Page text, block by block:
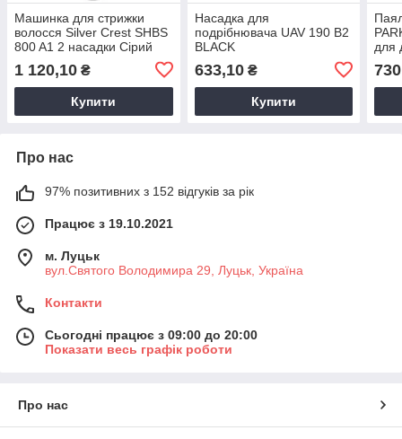
Машинка для стрижки
волосся Silver Crest SHBS
800 A1 2 насадки Сірий
1 120,10 ₴
Купити
Насадка для
подрібнювача UAV 190 B2
BLACK
633,10₴
Купити
для
Про нас
97% позитивних з 152 відгуків за рік
Працює з 19.10.2021
м. Луцьк
вул.Святого Володимира 29, Луцьк, Україна
Контакти
Сьогодні працює з 09:00 до 20:00
Показати весь графік роботи
Про нас